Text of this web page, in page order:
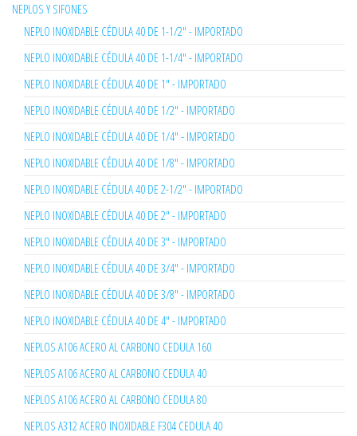
NEPLOS Y SIFONES
NEPLO INOXIDABLE CÉDULA 40 DE 1-1/2" - IMPORTADO
NEPLO INOXIDABLE CÉDULA 40 DE 1-1/4" - IMPORTADO
NEPLO INOXIDABLE CÉDULA 40 DE 1" - IMPORTADO
NEPLO INOXIDABLE CÉDULA 40 DE 1/2" - IMPORTADO
NEPLO INOXIDABLE CÉDULA 40 DE 1/4" - IMPORTADO
NEPLO INOXIDABLE CÉDULA 40 DE 1/8" - IMPORTADO
NEPLO INOXIDABLE CÉDULA 40 DE 2-1/2" - IMPORTADO
NEPLO INOXIDABLE CÉDULA 40 DE 2" - IMPORTADO
NEPLO INOXIDABLE CÉDULA 40 DE 3" - IMPORTADO
NEPLO INOXIDABLE CÉDULA 40 DE 3/4" - IMPORTADO
NEPLO INOXIDABLE CÉDULA 40 DE 3/8" - IMPORTADO
NEPLO INOXIDABLE CÉDULA 40 DE 4" - IMPORTADO
NEPLOS A106 ACERO AL CARBONO CEDULA 160
NEPLOS A106 ACERO AL CARBONO CEDULA 40
NEPLOS A106 ACERO AL CARBONO CEDULA 80
NEPLOS A312 ACERO INOXIDABLE F304 CEDULA 40